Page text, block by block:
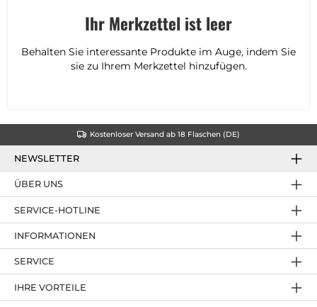
Ihr Merkzettel ist leer
Behalten Sie interessante Produkte im Auge, indem Sie
sie zu Ihrem Merkzettel hinzufügen.
Kostenloser Versand ab 18 Flaschen (DE)
NEWSLETTER
SERVICE-HOTLINE
IHRE VORTEILE
ÜBER UNS
INFORMATIONEN
SERVICE